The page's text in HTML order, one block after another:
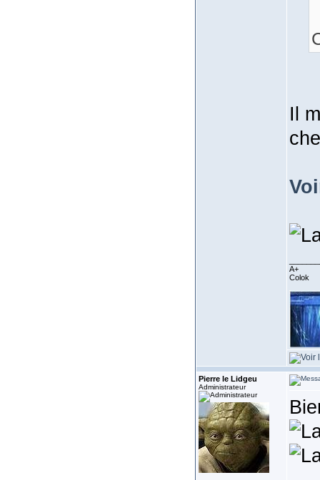
Il
A+
Colok
Pierre le Lidgeu
Administrateur